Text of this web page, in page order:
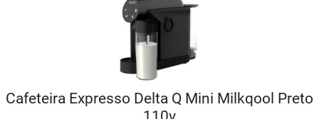
Cafeteira Expresso Delta Q Mini Milkqool Preto